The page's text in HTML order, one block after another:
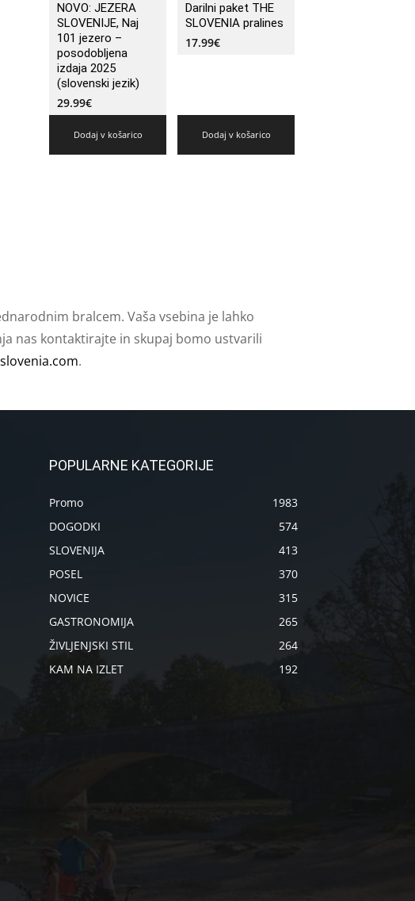
NOVO: JEZERA
SLOVENIJE, Naj
101 jezero –
posodobljena
izdaja 2025
(slovenski jezik)
29.99€
Dodaj v košarico
Darilni paket THE
SLOVENIA pralines
17.99€
Dodaj v košarico
bralcem. Vaša vsebina je lahko
nas kontaktirajte in skupaj bomo ustvarili
.
POPULARNE KATEGORIJE
Promo
1983
DOGODKI
574
SLOVENIJA
413
POSEL
370
NOVICE
315
GASTRONOMIJA
265
ŽIVLJENJSKI STIL
264
KAM NA IZLET
192